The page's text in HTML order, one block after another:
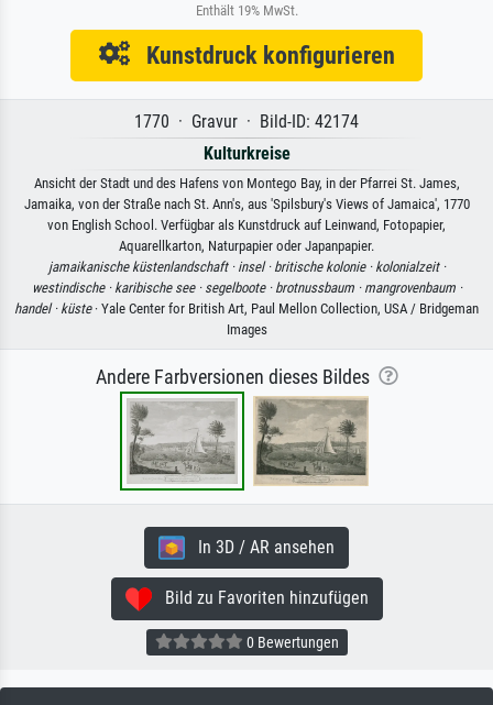
Enthält 19% MwSt.
Kunstdruck konfigurieren
1770 · Gravur · Bild-ID: 42174
Kulturkreise
Ansicht der Stadt und des Hafens von Montego Bay, in der Pfarrei St. James,
Jamaika, von der Straße nach St. Ann's, aus 'Spilsbury's Views of Jamaica', 1770
von English School. Verfügbar als Kunstdruck auf Leinwand, Fotopapier,
Aquarellkarton, Naturpapier oder Japanpapier.
jamaikanische küstenlandschaft · insel · britische kolonie · kolonialzeit ·
westindische · karibische see · segelboote · brotnussbaum · mangrovenbaum ·
handel · küste· Yale Center for British Art, Paul Mellon Collection, USA / Bridgeman
Images
Andere Farbversionen dieses Bildes
In 3D / AR ansehen
Bild zu Favoriten hinzufügen
0 Bewertungen